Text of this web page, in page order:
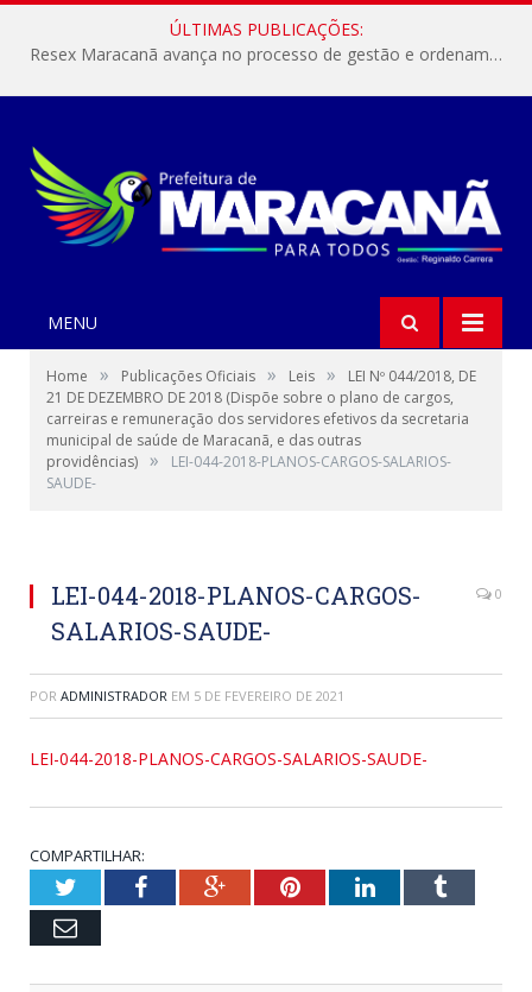
ÚLTIMAS PUBLICAÇÕES:
Resex Maracanã avança no processo de gestão e ordenamento do turismo em nossas áreas protegidas.
MENU
Home » Publicações Oficiais » Leis »
LEI Nº 044/2018, DE
21 DE DEZEMBRO DE 2018 (Dispõe sobre o plano de cargos,
carreiras e remuneração dos servidores efetivos da secretaria
municipal de saúde de Maracanã, e das outras
providências) »
LEI-044-2018-PLANOS-CARGOS-SALARIOS-
SAUDE-
LEI-044-2018-PLANOS-CARGOS-
SALARIOS-SAUDE-
0
POR ADMINISTRADOR EM 5 DE FEVEREIRO DE 2021
LEI-044-2018-PLANOS-CARGOS-SALARIOS-SAUDE-
COMPARTILHAR:
TwitterFacebookGoogle+PinterestLinkedInTumblr
Email